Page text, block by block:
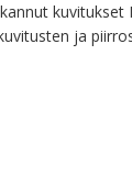
kuvitukset
ja